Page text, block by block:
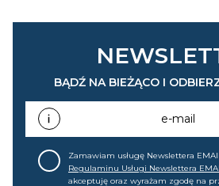
BĄDŹ NA BIEŻĄCO I
e-mail
Zamawiam usługę Newslettera
Regulaminu Usługi Newslettera
akceptuję oraz wyrażam zgodę na